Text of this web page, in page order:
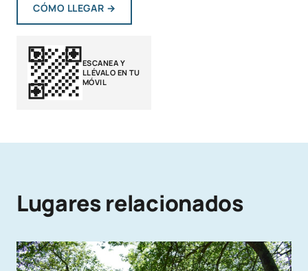
CÓMO LLEGAR →
ESCANEA Y
LLÉVALO EN TU
MÓVIL
Lugares relacionados